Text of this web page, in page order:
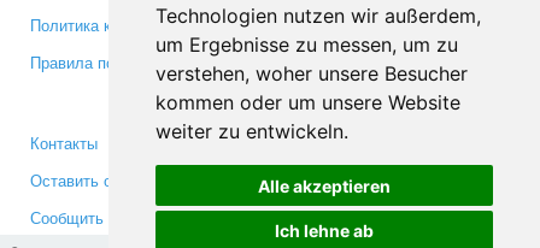
Technologien nutzen wir außerdem,
um Ergebnisse zu messen, um zu
verstehen, woher unsere Besucher
kommen oder um unsere Website
weiter zu entwickeln.
Alle akzeptieren
Ich lehne ab
Политика конфиденциальности
Правила пользования
Инвесторам
Медиа
Контакты
Оставить отзыв
Сообщить об ошибке
Facebook
Twitter
YouTube